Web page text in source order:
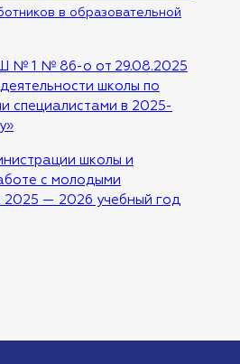
в образовательной
№ 1 № 86-о от 29.08.2025
школы по
специалистами в 2025-
школы и
с молодыми
2025 — 2026 учебный год